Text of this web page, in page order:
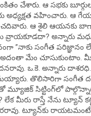
చేశారు. ఆ సభకు
అధ్యక్షత వహించారు. ఆ
ఆ శైలి ఆయనకు
వ్రాయకూడదా? అన్నారు
”నాకు సంగీత పరిజ్ఞానం
మేం చూసుకుంటాం.
ఒ.కె. అన్నారు
తొలిసారిగా సంగీత
మ్యూజిక్‌ సిట్టింగ్‌లో
లేక మీరు రాస్తే నేను ట్యూన్‌
ట్యూన్‌కు